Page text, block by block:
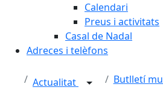
Calendari
Preus i activitats
Casal de Nadal
Adreces i telèfons
Actualitat Butlletí